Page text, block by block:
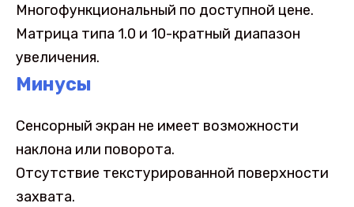
Многофункциональный по доступной цене.
Матрица типа 1.0 и 10-кратный диапазон
увеличения.
Минусы
Сенсорный экран не имеет возможности
наклона или поворота.
Отсутствие текстурированной поверхности
захвата.